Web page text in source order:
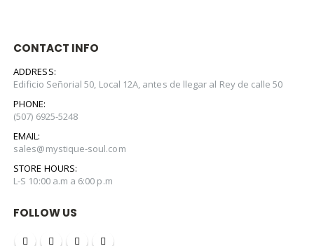
CONTACT INFO
ADDRESS:
Edificio Señorial 50, Local 12A, antes de llegar al Rey de calle 50
PHONE:
(507) 6925-5248
EMAIL:
sales@mystique-soul.com
STORE HOURS:
L-S 10:00 a.m a 6:00 p.m
FOLLOW US